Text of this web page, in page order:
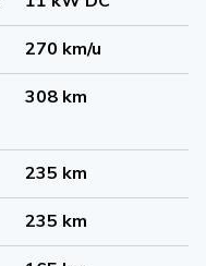
270 km/u
308 km
235 km
235 km